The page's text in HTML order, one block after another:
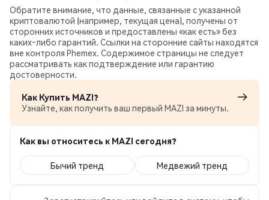
Обратите внимание, что данные, связанные с указанной
криптовалютой (например, текущая цена), получены от
сторонних источников и предоставлены «как есть» без
каких‑либо гарантий. Ссылки на сторонние сайты находятся
вне контроля Phemex. Содержимое страницы не следует
рассматривать как подтверждение или гарантию
достоверности.
Как Купить MAZI?
Узнайте, как получить ваш первый MAZI за минуты.
Как вы относитесь к MAZI сегодня?
Бычий тренд Медвежий тренд